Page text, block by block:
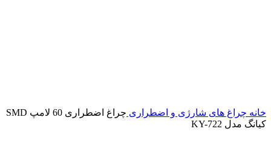
خانه چراغ های شارژی و اضطراری
چراغ اضطراری 60 لامپ SMD
کیانگ مدل KY-722